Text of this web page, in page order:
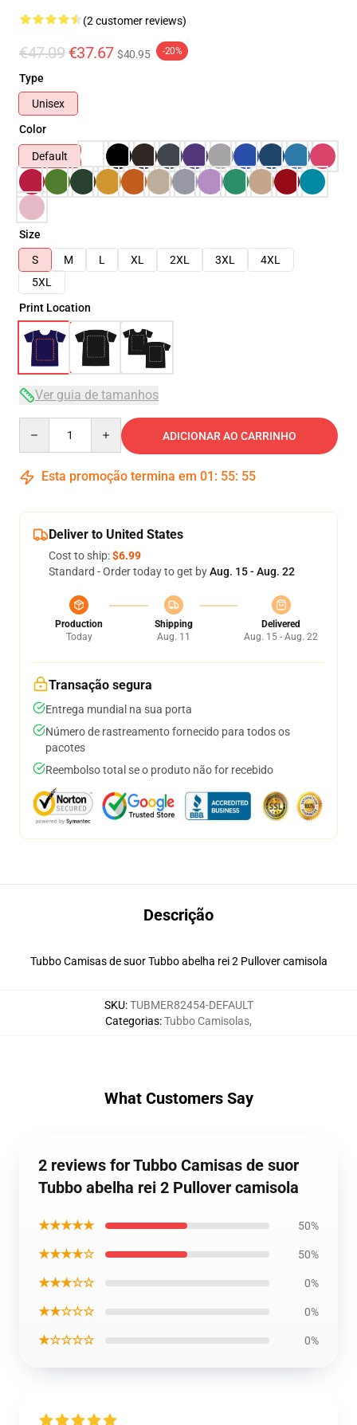
(2 customer reviews)
€47.09 €37.67 $40.95 -20%
Type
Unisex
Color
Default
Size
S
M L XL 2XL 3XL
4XL
5XL
Print Location
Ver guia de tamanhos
ADICIONAR AO CARRINHO
Esta promoção termina em 01 : 55: 54
Deliver to United States
Cost to ship:$6.99
Standard - Order today to get byAug. 15 - Aug. 22
Production
Today
Shipping
Aug. 11
Delivered
Aug. 15 - Aug. 22
Transação segura
Entrega mundial na sua porta
Número de rastreamento fornecido para todos os
pacotes
Reembolso total se o produto não for recebido
Descrição
Tubbo Camisas de suor Tubbo abelha rei 2 Pullover camisola
SKU:TUBMER82454-DEFAULT
Categorias:Tubbo Camisolas,
What Customers Say
2 reviews for Tubbo Camisas de suor
Tubbo abelha rei 2 Pullover camisola
★★★★★ 50%
★★★★☆ 50%
★★★☆☆ 0%
★★☆☆☆ 0%
★☆☆☆☆ 0%